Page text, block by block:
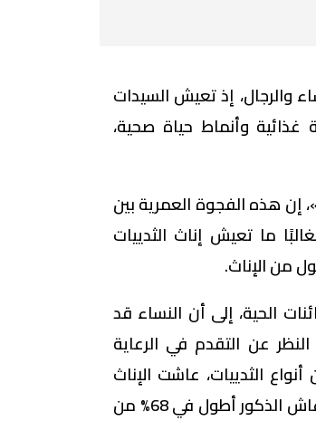
والرجال، إذ تعيش السيدات
وأنماط حياة صحية،
إن هذه الفجوة العمرية بين
ما تعيش إناث الثدييات
من الإناث.
شملت 1176 نوعًا من الكائنات الحية، إلى أن النساء قد
عن التقدم في الرعاية
المعيشة، إذ وجدت أنه في 72% من أنواع الثدييات، عاشت الإناث
أطول من الذكور بنسبة 12% في المتوسط، في حين عاش الذكور أطول في 68% من